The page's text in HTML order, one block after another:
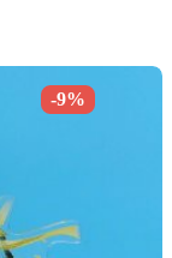
-9%